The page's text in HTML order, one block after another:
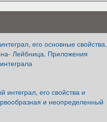
его основные свойства.
Лейбница. Приложения
интеграл, его свойства и
и неопределенный